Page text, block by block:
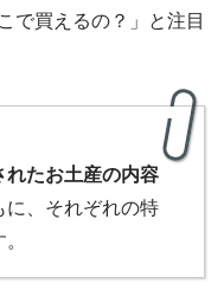
で買えるの？」と注目
れたお土産の内容
に、それぞれの特